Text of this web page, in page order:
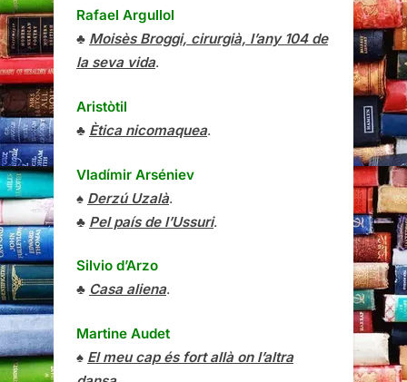
Rafael Argullol
♣ Moisès Broggi, cirurgià, l’any 104 de
la seva vida.
Aristòtil
♣ Ètica nicomaquea.
Vladímir Arséniev
♠ Derzú Uzalà.
♣ Pel país de l’Ussuri.
Silvio d’Arzo
♣ Casa aliena.
Martine Audet
♠ El meu cap és fort allà on l’altra